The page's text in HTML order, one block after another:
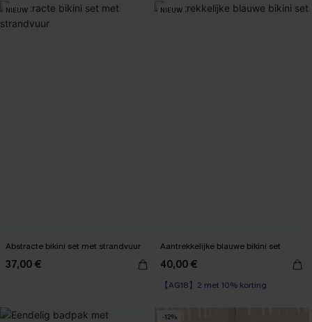
NIEUW
Abstracte bikini set met strandvuur
37,00 €
NIEUW
Aantrekkelijke blauwe bikini set
40,00 €
【AG18】2 met 10% korting
-12%